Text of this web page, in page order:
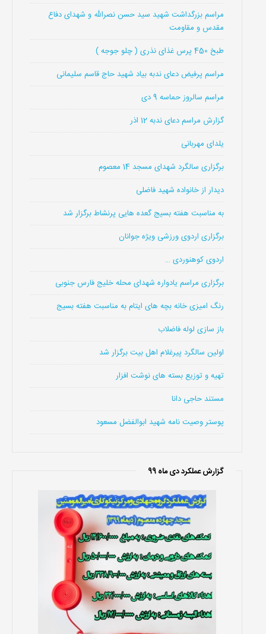
مراسم بزرگداشت شهید سید حسن نصرالله و شهدای دفاع
مقدس و مقاومت
طبخ 450 پرس غذای نذری ( چلو جوجه )
مراسم پرفیض دعای ندبه بیاد شهید حاج قاسم سلیمانی
مراسم سالروز حماسه 9 دی
گزارش مراسم دعای ندبه 12 اذر
یلدای مهربانی
برگزاری سالگرد شهدای مسجد 14 معصوم
دیدار از خانواده شهید فاضلی
به مناسبت هفته بسیج گعده هایی پرنشاط برگزار شد
برگزاری اردوی ورزشی ویژه جوانان
اردوی کوهنوردی …
برگزاری مراسم یادواره شهدای محله خلیج فارس جنوبی
رنگ امیزی خانه بچه های ایتام به مناسبت هفته بسیج
باز سازی لوله فاضلاب
اولین سالگرد پیرغلام اهل بیت برگزار شد
تهیه و توزیع بسته های نوشت افزار
مستند حاجی دانا
پوستر وصیت نامه شهید ابوالفضل مسعود
گزارش عملکرد دی ماه 99